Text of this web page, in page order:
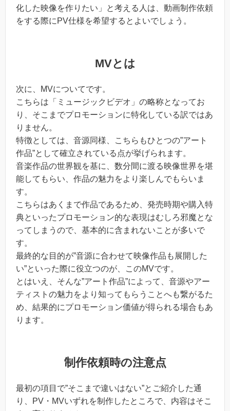
化した映像を作りたい」と考える人は、動画制作依頼
をする際にPV仕様を希望するとよいでしょう。
MVとは
次に、MVについてです。
こちらは「ミュージックビデオ」の略称となってお
り、そこまでプロモーションに特化している訳ではあ
りません。
特徴としては、音源同様、こちらもひとつの”アート
作品”として確立されている点が挙げられます。
音楽作品の世界観を基に、数分間に渡る映像世界を堪
能してもらい、作品の魅力をより楽しんでもらいま
す。
こちらはあくまで作品であるため、発売時期や購入特
典といったプロモーション的な表現はむしろ邪魔とな
ってしまうので、基本的に含まれないことが多いで
す。
最終的な目的が”音源に合わせて映像作品も展開した
い”といった際に役立つのが、このMVです。
とはいえ、そんな”アート作品”によって、音源やアー
ティストの魅力をより知ってもらうことへも繋がるた
め、結果的にプロモーション価値が得られる場合もあ
ります。
制作依頼時の注意点
最初の項目で”そこまで違いはない”とご紹介した通
り、PV・MVいずれを制作したところで、内容はそこ